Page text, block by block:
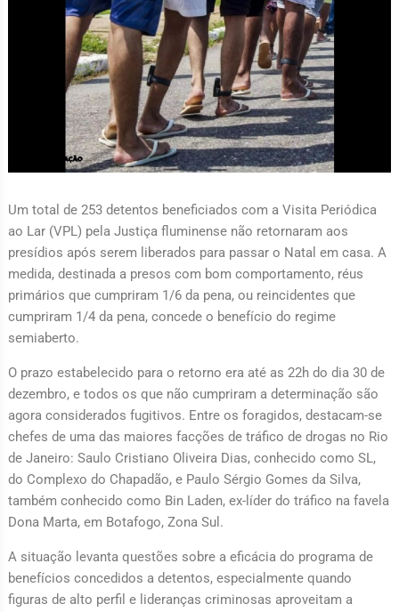
Um total de 253 detentos beneficiados com a Visita Periódica
ao Lar (VPL) pela Justiça fluminense não retornaram aos
presídios após serem liberados para passar o Natal em casa. A
medida, destinada a presos com bom comportamento, réus
primários que cumpriram 1/6 da pena, ou reincidentes que
cumpriram 1/4 da pena, concede o benefício do regime
semiaberto.
O prazo estabelecido para o retorno era até as 22h do dia 30 de
dezembro, e todos os que não cumpriram a determinação são
agora considerados fugitivos. Entre os foragidos, destacam-se
chefes de uma das maiores facções de tráfico de drogas no Rio
de Janeiro: Saulo Cristiano Oliveira Dias, conhecido como SL,
do Complexo do Chapadão, e Paulo Sérgio Gomes da Silva,
também conhecido como Bin Laden, ex-líder do tráfico na favela
Dona Marta, em Botafogo, Zona Sul.
A situação levanta questões sobre a eficácia do programa de
benefícios concedidos a detentos, especialmente quando
figuras de alto perfil e lideranças criminosas aproveitam a